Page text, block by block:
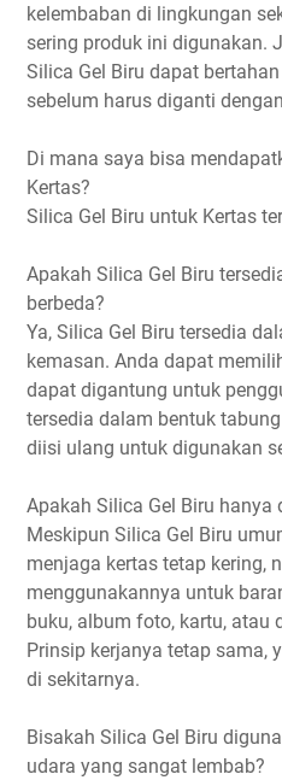
kelembaban di lingkungan
sering produk ini digunakan.
Silica Gel Biru dapat
sebelum harus diganti
Di mana saya bisa
Kertas?
Silica Gel Biru untuk Kertas
Apakah Silica Gel Biru
berbeda?
Ya, Silica Gel Biru tersedia
kemasan. Anda dapat
dapat digantung untuk
tersedia dalam bentuk
diisi ulang untuk digunakan
Apakah Silica Gel Biru hanya
Meskipun Silica Gel Biru
menjaga kertas tetap kering,
menggunakannya untuk
buku, album foto, kartu, atau
Prinsip kerjanya tetap sama,
di sekitarnya.
Bisakah Silica Gel Biru
udara yang sangat lembab?